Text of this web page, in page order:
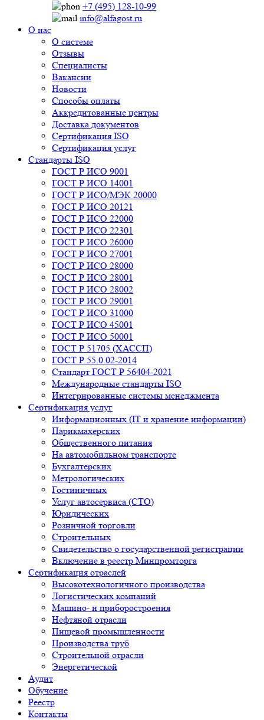
+7 (495) 128-10-99
info@alfagost.ru
О нас
О системе
Отзывы
Специалисты
Вакансии
Новости
Способы оплаты
Аккредитованные центры
Доставка документов
Сертификация ISO
Сертификация услуг
Стандарты ISO
ГОСТ Р ИСО 9001
ГОСТ Р ИСО 14001
ГОСТ Р ИСО/МЭК 20000
ГОСТ Р ИСО 20121
ГОСТ Р ИСО 22000
ГОСТ Р ИСО 22301
ГОСТ Р ИСО 26000
ГОСТ Р ИСО 27001
ГОСТ Р ИСО 28000
ГОСТ Р ИСО 28001
ГОСТ Р ИСО 28002
ГОСТ Р ИСО 29001
ГОСТ Р ИСО 31000
ГОСТ Р ИСО 45001
ГОСТ Р ИСО 50001
ГОСТ Р 51705 (ХАССП)
ГОСТ Р 55.0.02-2014
Стандарт ГОСТ Р 56404-2021
Международные стандарты ISO
Интегрированные системы менеджмента
Сертификация услуг
Информационных (IT и хранение информации)
Парикмахерских
Общественного питания
На автомобильном транспорте
Бухгалтерских
Метрологических
Гостиничных
Услуг автосервиса (СТО)
Юридических
Розничной торговли
Строительных
Свидетельство о государственной регистрации
Включение в реестр Минпромторга
Сертификация отраслей
Высокотехнологичного производства
Логистических компаний
Машино- и приборостроения
Нефтяной отрасли
Пищевой промышленности
Производства труб
Строительной отрасли
Энергетической
Аудит
Обучение
Реестр
Контакты